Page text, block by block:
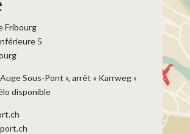
Fribourg
5
Sous-Pont », arrêt « Karrweg »
disponible